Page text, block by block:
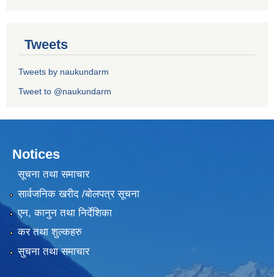
Tweets
Tweets by naukundarm
Tweet to @naukundarm
Notices
सूचना तथा समाचार
सार्वजनिक खरीद /बोलपत्र सूचना
एन, कानुन तथा निर्देशिका
कर तथा शुल्कहरु
सुचना तथा समाचार